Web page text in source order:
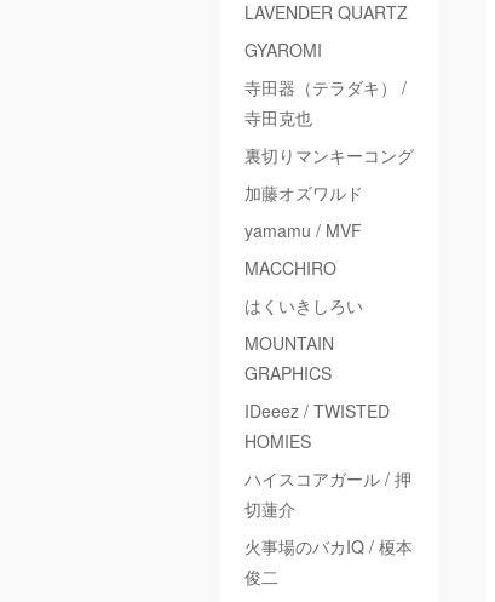
LAVENDER QUARTZ
GYAROMI
寺田器（テラダキ） /
寺田克也
裏切りマンキーコング
加藤オズワルド
yamamu / MVF
MACCHIRO
はくいきしろい
MOUNTAIN
GRAPHICS
IDeeez / TWISTED
HOMIES
ハイスコアガール / 押
切蓮介
火事場のバカIQ / 榎本
俊二